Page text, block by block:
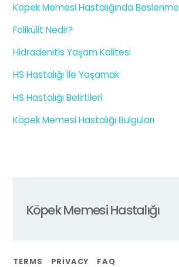
Köpek Memesi Hastalığında Beslenme
Folikülit Nedir?
Hidradenitis Yaşam Kalitesi
HS Hastalığı İle Yaşamak
HS Hastalığı Belirtileri
Köpek Memesi Hastalığı Bulguları
Köpek Memesi Hastalığı
TERMS PRIVACY FAQ